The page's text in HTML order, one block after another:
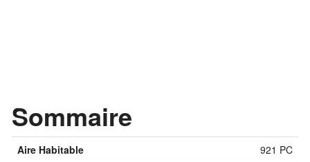
Sommaire
Aire Habitable
921 PC